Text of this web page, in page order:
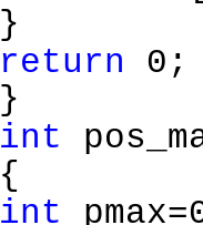
}
return 0;
}
int
{
int